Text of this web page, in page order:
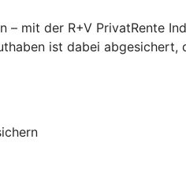
mit der R+V PrivatRente
ist dabei